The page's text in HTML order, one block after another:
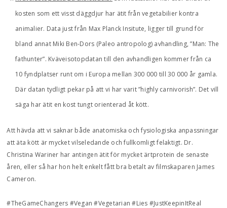
kosten som ett visst däggdjur har ätit från vegetabilier kontra
animalier. Data just från Max Planck Insitute, ligger till grund för
bland annat Miki Ben-Dors (Paleo antropolog) avhandling, ”Man: The
fathunter”. Kväveisotopdatan till den avhandligen kommer från ca
10 fyndplatser runt om i Europa mellan 300 000 till 30 000 år gamla.
Där datan tydligt pekar på att vi har varit ”highly carnivorish”. Det vill
säga har ätit en kost tungt orienterad åt kött.
Att hävda att vi saknar både anatomiska och fysiologiska anpassningar
att äta kött är mycket vilseledande och fullkomligt felaktigt. Dr.
Christina Wariner har antingen ätit för mycket ärtprotein de senaste
åren, eller så har hon helt enkelt fått bra betalt av filmskaparen James
Cameron.
#TheGameChangers #Vegan #Vegetarian #Lies #JustKeepinItReal